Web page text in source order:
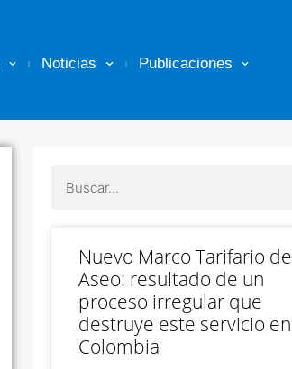
Noticias Publicaciones
Nuevo Marco Tarifario de
Aseo: resultado de un
proceso irregular que
destruye este servicio en
Colombia